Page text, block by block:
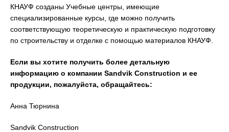
КНАУФ созданы Учебные центры, имеющие
специализированные курсы, где можно получить
соответствующую теоретическую и практическую подготовку
по строительству и отделке с помощью материалов КНАУФ.
Если вы хотите получить более детальную
информацию о компании Sandvik Construction и ее
продукции, пожалуйста, обращайтесь:
Анна Тюрнина
Sandvik Construction